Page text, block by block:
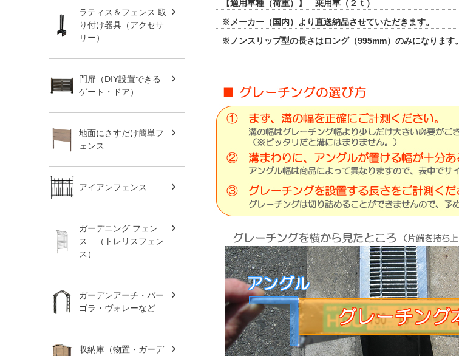
ラティス＆フェンス 取
り付け器具（アクセサ
リー）
門扉（DIY設置できる
ゲート・ドア）
地面にさすだけ簡単フ
ェンス
アイアンフェンス
ガーデニング フェン
ス （トレリスフェン
ス）
ガーデンアーチ・パー
ゴラ・ヴォレーなど
収納庫（物置・ガーデ
【適用車種（荷重）】 乗用車（２ｔ）
※メーカー（国内）より直送納品させていただきます。
※ノンスリップ型の長さはロング（995mm）のみになります。